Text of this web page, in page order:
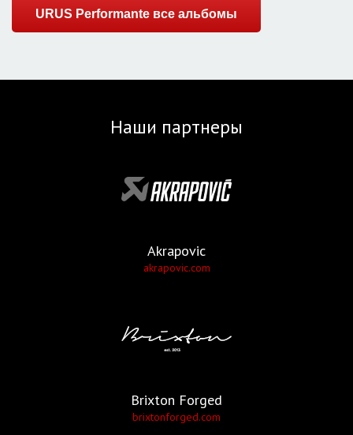
URUS Performante все альбомы
Наши партнеры
Akrapovic
akrapovic.com
Brixton Forged
brixtonforged.com